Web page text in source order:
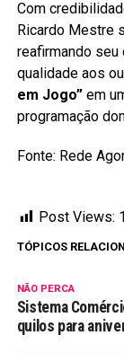
Com
Ricardo Mestre
reafirmando
qualidade aos
em Jogo”em
programação
Fonte: Rede
Post Views:
TÓPICOS
NÃO PERCA
Sistema
quilos para